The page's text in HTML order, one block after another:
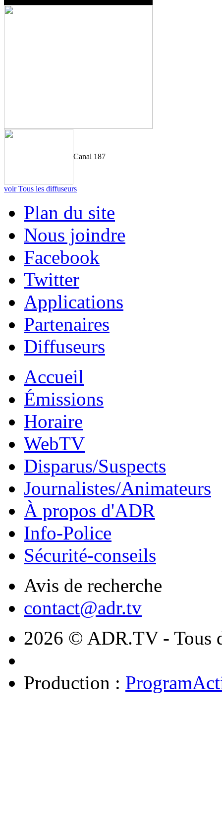
Canal 187
voir Tous les diffuseurs
Plan du site
Nous joindre
Facebook
Twitter
Applications
Partenaires
Diffuseurs
Accueil
Émissions
Horaire
WebTV
Disparus/Suspects
Journalistes/Animateurs
À propos d'ADR
Info-Police
Sécurité-conseils
Avis de recherche
contact@adr.tv
2026 © ADR.TV - Tous
Production :